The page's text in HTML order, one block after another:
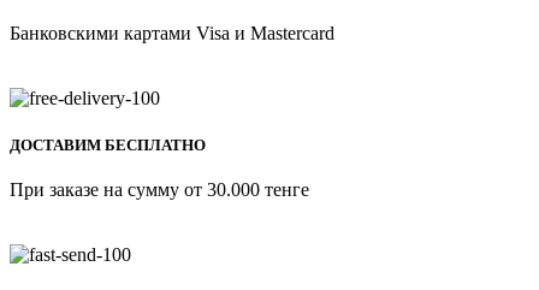
Банковскими картами Visa и Mastercard
ДОСТАВИМ БЕСПЛАТНО
При заказе на сумму от 30.000 тенге